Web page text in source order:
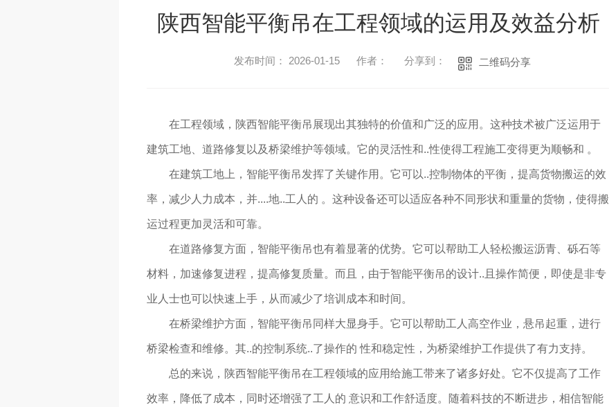
陕西智能平衡吊在工程领域的运用及效益分析
发布时间： 2026-01-15 作者： 分享到： 二维码分享
在工程领域，陕西智能平衡吊展现出其独特的价值和广泛的应用。这种技术被广泛运用于
建筑工地、道路修复以及桥梁维护等领域。它的灵活性和..性使得工程施工变得更为顺畅和 。
在建筑工地上，智能平衡吊发挥了关键作用。它可以..控制物体的平衡，提高货物搬运的效
率，减少人力成本，并....地..工人的 。这种设备还可以适应各种不同形状和重量的货物，使得搬
运过程更加灵活和可靠。
在道路修复方面，智能平衡吊也有着显著的优势。它可以帮助工人轻松搬运沥青、砾石等
材料，加速修复进程，提高修复质量。而且，由于智能平衡吊的设计..且操作简便，即使是非专
业人士也可以快速上手，从而减少了培训成本和时间。
在桥梁维护方面，智能平衡吊同样大显身手。它可以帮助工人高空作业，悬吊起重，进行
桥梁检查和维修。其..的控制系统..了操作的 性和稳定性，为桥梁维护工作提供了有力支持。
总的来说，陕西智能平衡吊在工程领域的应用给施工带来了诸多好处。它不仅提高了工作
效率，降低了成本，同时还增强了工人的 意识和工作舒适度。随着科技的不断进步，相信智能